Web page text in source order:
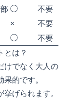
◯
不要
×
不要
◯
不要
とは？
けでなく大人の
的です。
挙げられます。